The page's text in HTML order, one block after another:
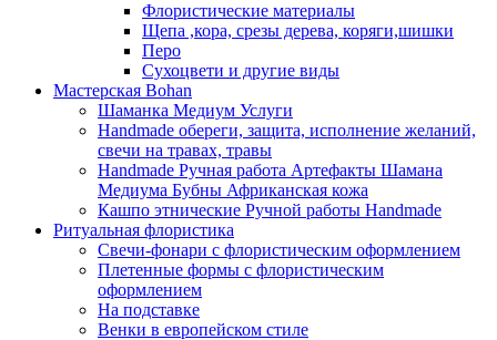
Флористические материалы
Щепа ,кора, срезы дерева, коряги,шишки
Перо
Сухоцвети и другие виды
Мастерская Bohan
Шаманка Медиум Услуги
Handmade обереги, защита, исполнение желаний,
свечи на травах, травы
Handmade Ручная работа Артефакты Шамана
Медиума Бубны Африканская кожа
Кашпо этнические Ручной работы Handmade
Ритуальная флористика
Свечи-фонари с флористическим оформлением
Плетенные формы с флористическим
оформлением
На подставке
Венки в европейском стиле